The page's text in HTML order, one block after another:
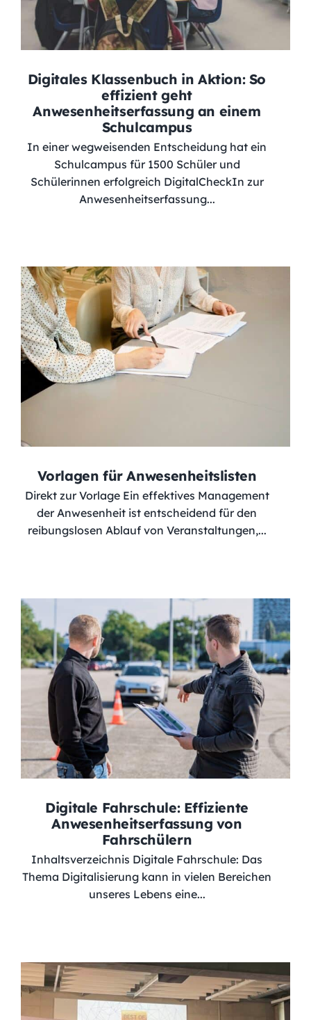
Digitales Klassenbuch in Aktion: So
effizient geht
Anwesenheitserfassung an einem
Schulcampus
In einer wegweisenden Entscheidung hat ein
Schulcampus für 1500 Schüler und
Schülerinnen erfolgreich DigitalCheckIn zur
Anwesenheitserfassung...
Vorlagen für Anwesenheitslisten
Direkt zur Vorlage Ein effektives Management
der Anwesenheit ist entscheidend für den
reibungslosen Ablauf von Veranstaltungen,...
Digitale Fahrschule: Effiziente
Anwesenheitserfassung von
Fahrschülern
Inhaltsverzeichnis Digitale Fahrschule: Das
Thema Digitalisierung kann in vielen Bereichen
unseres Lebens eine...